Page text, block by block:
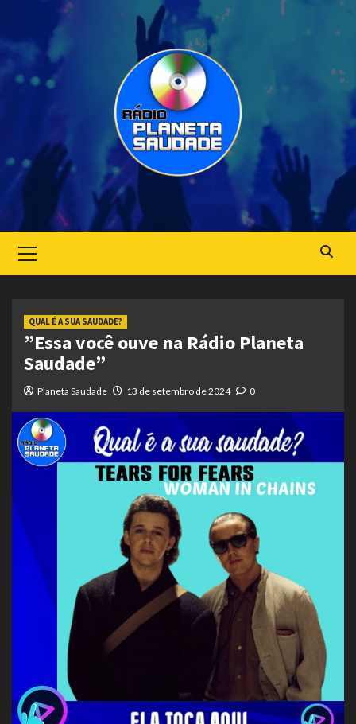
Menu
QUAL É A SUA SAUDADE?
”Essa você ouve na Rádio Planeta
Saudade”
Planeta Saudade 13 de setembro de 2024 0